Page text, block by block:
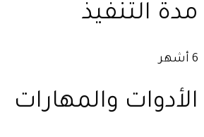
مدة التنفيذ
6 أشهر
الأدوات والمهارات